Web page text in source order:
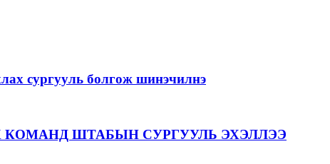
сургууль болгож шинэчилнэ
ШТАБЫН СУРГУУЛЬ ЭХЭЛЛЭЭ